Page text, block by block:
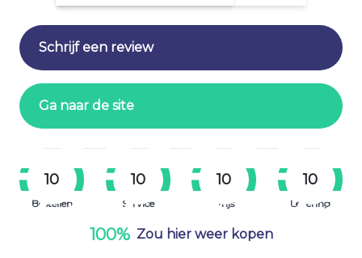
Schrijf een review
Ga naar de site
10
Bestellen
10
Service
10
Prijs
10
Levering
100% Zou hier weer kopen